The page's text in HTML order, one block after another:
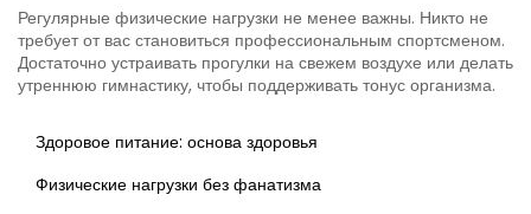
Регулярные физические нагрузки не менее важны. Никто не
требует от вас становиться профессиональным спортсменом.
Достаточно устраивать прогулки на свежем воздухе или делать
утреннюю гимнастику, чтобы поддерживать тонус организма.
Здоровое питание: основа здоровья
Физические нагрузки без фанатизма